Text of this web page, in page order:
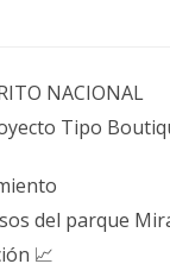
NACIONAL
Tipo
del parque
📈